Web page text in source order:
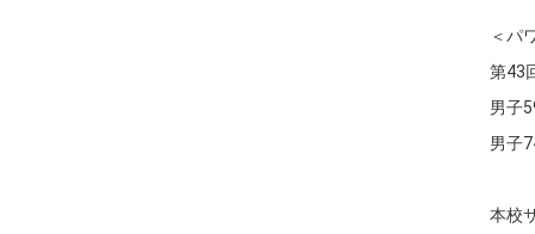
＜パ
第43
男子
男子
本校